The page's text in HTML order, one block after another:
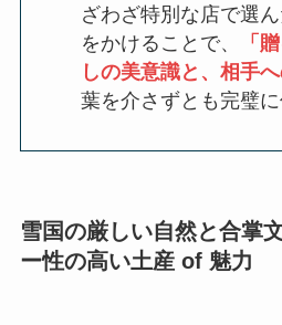
ざわざ特別な店で選
をかけることで、
「
しの美意識と、相手へ
葉を介さずとも完璧に
雪国の厳しい自然と合掌
ー性の高い土産 of 魅力